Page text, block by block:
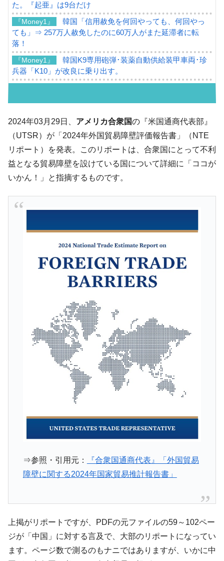
た。『起亜』は9台だけ
『Money1』
韓国「信用赦免を何回やっても、何回やっ
ても」⇒ 257万人赦免したのに60万人がまた延滞者に転
落！
『Money1』
韓国K9専用砲弾･装薬自動供給装甲車両･珍
兵器「K10」が改良に乗り出す。
韓国･李在明「青年層の雇用状況が悪い。せ
や、若者に起業させよう」⇒ どんな雇用対策だソレ。
ル。外平債の発行「19.4億ドル」
韓国「ここは北朝鮮なのか。選管がサーバ
ーにウソのデータを入力したのは明白だ」
『Money1』
韓国･李在明さっそく不動産対策で浅薄な発
言。
す」⇒「金を経由するドル入手」手段ではないのか？
韓国･外為取引量「1日当たり1,214.4億ド
韓国･帰ってきた李在明。李在明を支持しな
い「50.5％」に上昇
『Money1』
韓国大統領府ボンクラ政策室長が告発され
た ⇒ 国家が行った恐るべき株価操作であり、空前の国政壟
韓国･警察職員が「丸刈りになって抗議活
中国だけが鉄鋼輸出を異常増加させる ⇒ 中
『Money1』
韓国製造業「半導体絶好調」のウラで他業
種は全般的「不調」⇒ PSIが示す現況は決して良くない。
『Money1』
【米韓激突案件】韓国消費者院が『クーパ
ン』1人当たり賠償10万ウォンを認定 ⇒ 総額3兆7,000億
『Money1』
韓国型イージス搭載の次世代駆逐艦
『Money1』
【対日本円】ウォン安が急進！ 日米の協調
に韓国がいっちょがみしたのでは。
2024年03月29日、 アメリカ合衆国の『米国通商代表部』
（UTSR）が「2024年外国貿易障壁評価報告書」（NTE
リポート）を発表。このリポートは、合衆国にとって不利
益となる貿易障壁を設けている国について詳細に「ココが
いかん！」と指摘するものです。
⇒参照・引用元：
『合衆国通商代表』「外国貿易
障壁に関する2024年国家貿易推計報告書」
上掲がリポートですが、PDFの元ファイルの59～102ペー
ジが「中国」に対する言及で、大部のリポートになってい
ます。ページ数で測るのもナニではありますが、いかに中